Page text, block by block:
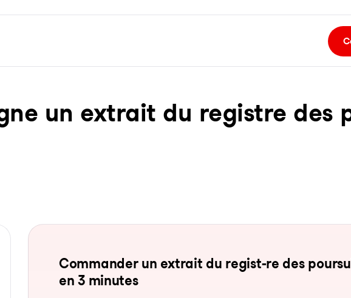
un ex­trait du re­gist­re des
Com­man­der un ex­trait du re­gist-re des
en 3 mi­nu­tes